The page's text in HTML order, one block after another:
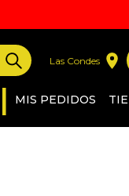
Las Condes
| MIS PEDIDOS